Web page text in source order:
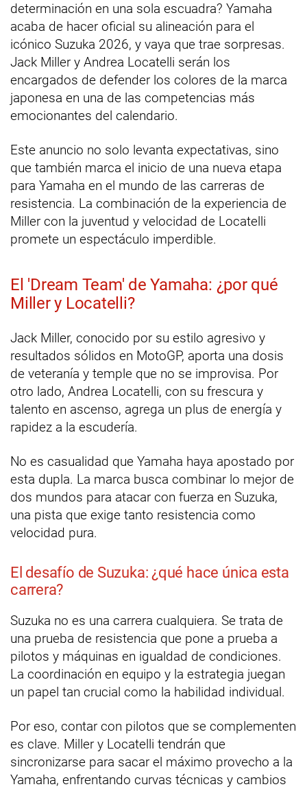
determinación en una sola escuadra? Yamaha
acaba de hacer oficial su alineación para el
icónico Suzuka 2026, y vaya que trae sorpresas.
Jack Miller y Andrea Locatelli serán los
encargados de defender los colores de la marca
japonesa en una de las competencias más
emocionantes del calendario.
Este anuncio no solo levanta expectativas, sino
que también marca el inicio de una nueva etapa
para Yamaha en el mundo de las carreras de
resistencia. La combinación de la experiencia de
Miller con la juventud y velocidad de Locatelli
promete un espectáculo imperdible.
El 'Dream Team' de Yamaha: ¿por qué
Miller y Locatelli?
Jack Miller, conocido por su estilo agresivo y
resultados sólidos en MotoGP, aporta una dosis
de veteranía y temple que no se improvisa. Por
otro lado, Andrea Locatelli, con su frescura y
talento en ascenso, agrega un plus de energía y
rapidez a la escudería.
No es casualidad que Yamaha haya apostado por
esta dupla. La marca busca combinar lo mejor de
dos mundos para atacar con fuerza en Suzuka,
una pista que exige tanto resistencia como
velocidad pura.
El desafío de Suzuka: ¿qué hace única esta
carrera?
Suzuka no es una carrera cualquiera. Se trata de
una prueba de resistencia que pone a prueba a
pilotos y máquinas en igualdad de condiciones.
La coordinación en equipo y la estrategia juegan
un papel tan crucial como la habilidad individual.
Por eso, contar con pilotos que se complementen
es clave. Miller y Locatelli tendrán que
sincronizarse para sacar el máximo provecho a la
Yamaha, enfrentando curvas técnicas y cambios